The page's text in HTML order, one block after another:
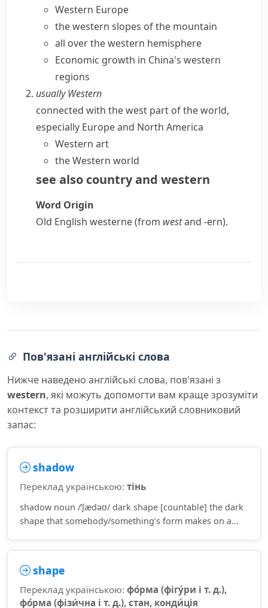
Western Europe
the western slopes of the mountain
all over the western hemisphere
Economic growth in China's western
regions
usuallyWestern
connected with the west part of the world,
especially Europe and North America
Western art
theWestern world
see also country and western
Word Origin
Old English westerne(from westand -ern).
Пов'язані англійські слова
Нижче наведено англійські слова, пов'язані з
western, які можуть допомогти вам краще зрозуміти
контекст та розширити англійський словниковий
запас:
shadow
Переклад українською: тінь
shadow noun /ˈʃædəʊ/ dark shape [countable] the dark
shape that somebody/something’s form makes on a...
shape
Переклад українською: фо́рма (фігу́ри і т. д.),
фо́рма (фізи́чна і т. д.), стан, конди́ція